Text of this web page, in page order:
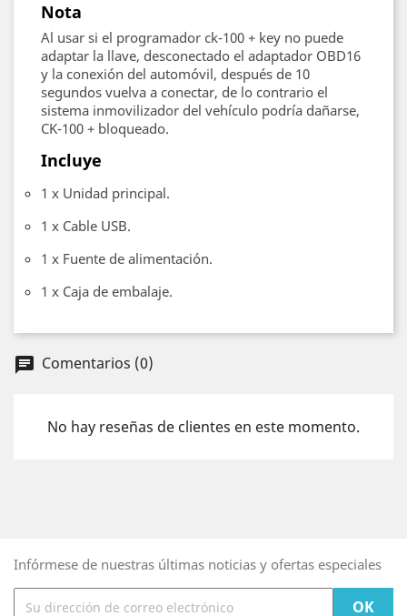
Nota
Al usar si el programador ck-100 + key no puede
adaptar la llave, desconectado el adaptador OBD16
y la conexión del automóvil, después de 10
segundos vuelva a conectar, de lo contrario el
sistema inmovilizador del vehículo podría dañarse,
CK-100 + bloqueado.
Incluye
1 x Unidad principal.
1 x Cable USB.
1 x Fuente de alimentación.
1 x Caja de embalaje.
chat Comentarios (0)
No hay reseñas de clientes en este momento.
Infórmese de nuestras últimas noticias y ofertas especiales